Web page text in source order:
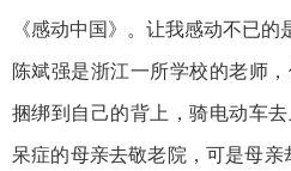
《感动中国》。让我感动不已的
陈斌强是浙江一所学校的老师
捆绑到自己的背上，骑电动车
呆症的母亲去敬老院，可是母亲